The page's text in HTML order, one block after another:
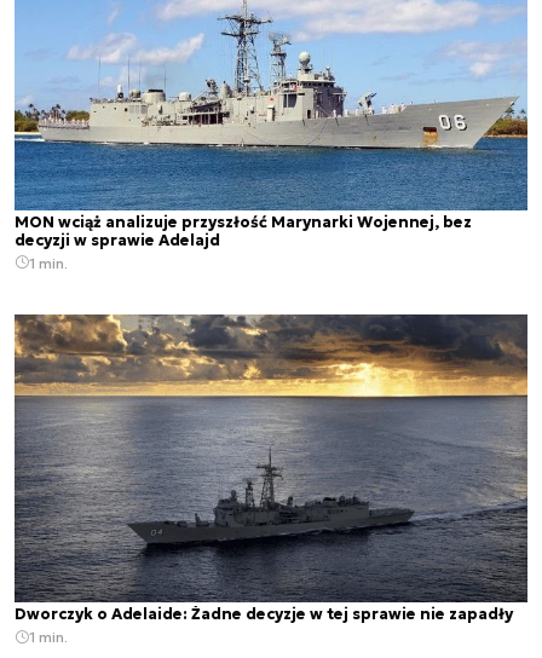
MON wciąż analizuje przyszłość Marynarki Wojennej, bez
decyzji w sprawie Adelajd
1 min.
Dworczyk o Adelaide: Żadne decyzje w tej sprawie nie zapadły
1 min.